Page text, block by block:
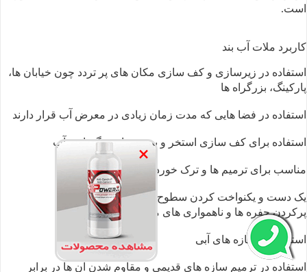
×
است.
کاربرد ملات آب ‌بند
استفاده در زیرسازی و کف‌ سازی مکان ‌های پر تردد چون خیابان ‌ها،
پارکینگ، بزرگراه‌ ها
استفاده در فضا هایی که مدت زمان زیادی در معرض آب قرار دارند
استفاده برای کف سازی استخر و بدنه مخازن نگهداری آب
مناسب برای ترمیم‌ ها و ترک ‌خوردگی سازه‌ ها
یک دست و یکنواخت کردن سطوح
پرکردن حفره‌ ها و ناهمواری‌ های موجود در بتن
استفاده در سازه‌ های آبی
استفاده در ترمیم سازه ‌های قدیمی و مقاوم شدن آن‌ ها در برابر